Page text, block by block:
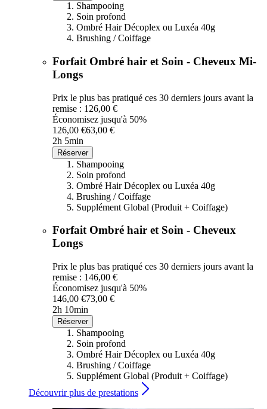
Shampooing
Soin profond
Ombré Hair Décoplex ou Luxéa 40g
Brushing / Coiffage
Forfait Ombré hair et Soin - Cheveux Mi-
Longs
Prix le plus bas pratiqué ces 30 derniers jours avant la
remise : 126,00 €
Économisez jusqu'à 50%
126,00 €63,00 €
2h 5min
Réserver
Shampooing
Soin profond
Ombré Hair Décoplex ou Luxéa 40g
Brushing / Coiffage
Supplément Global (Produit + Coiffage)
Forfait Ombré hair et Soin - Cheveux
Longs
Prix le plus bas pratiqué ces 30 derniers jours avant la
remise : 146,00 €
Économisez jusqu'à 50%
146,00 €73,00 €
2h 10min
Réserver
Shampooing
Soin profond
Ombré Hair Décoplex ou Luxéa 40g
Brushing / Coiffage
Supplément Global (Produit + Coiffage)
Découvrir plus de prestations